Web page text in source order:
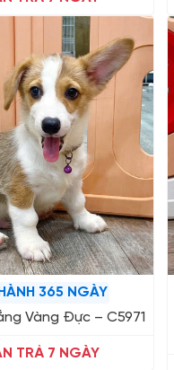
365 NGÀY
Vàng Đực – C5971
TRẢ 7 NGÀY